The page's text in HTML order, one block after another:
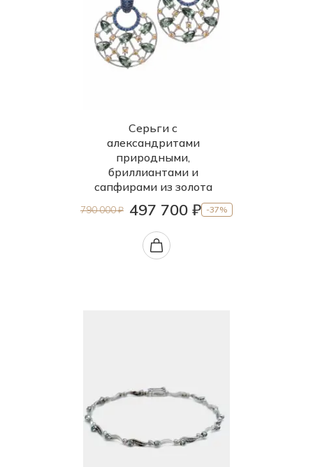
Серьги с
александритами
природными,
бриллиантами и
сапфирами из золота
790 000 ₽ 497 700 ₽ -37%